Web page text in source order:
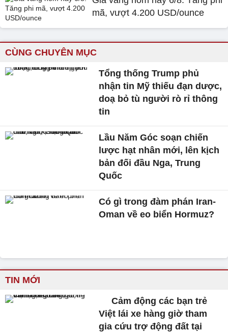
mã, vượt 4.200 USD/ounce
CÙNG CHUYÊN MỤC
Tổng thống Trump phủ
nhận tin Mỹ thiếu đạn dược,
doạ bỏ tù người rò rỉ thông
tin
Lầu Năm Góc soạn chiến
lược hạt nhân mới, lên kịch
bản đối đầu Nga, Trung
Quốc
Có gì trong đàm phán Iran-
Oman về eo biển Hormuz?
TIN MỚI
Cảm động các bạn trẻ
Việt lái xe hàng giờ tham
gia cứu trợ động đất tại